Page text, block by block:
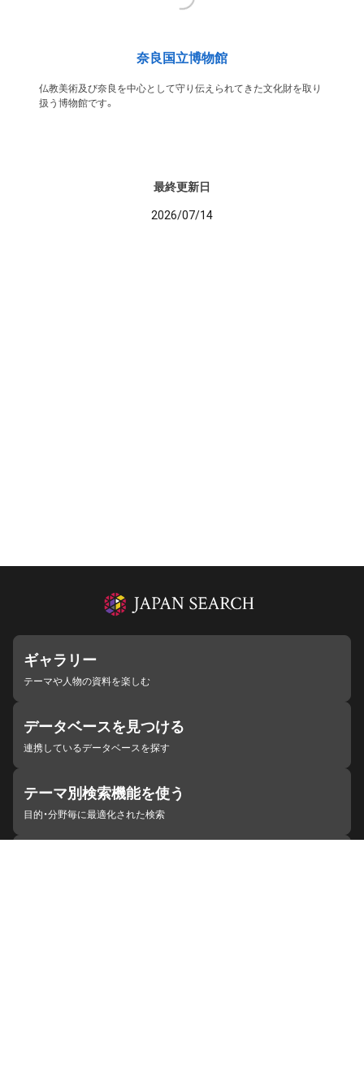
奈良国立博物館
仏教美術及び奈良を中心として守り伝えられてきた文化財を取り
扱う博物館です。
最終更新日
2026/07/14
ギャラリー
テーマや人物の資料を楽しむ
データベースを見つける
連携しているデータベースを探す
テーマ別検索機能を使う
目的・分野毎に最適化された検索